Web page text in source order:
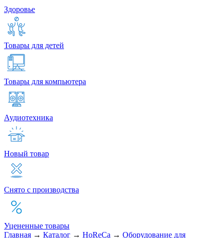
Здоровье
Товары для детей
Товары для компьютера
Аудиотехника
Новый товар
Снято с производства
Уцененные товары
Главная → Каталог → HoReCa → Оборудование для